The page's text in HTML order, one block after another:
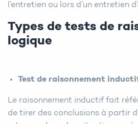
l’entretien ou lors d’un entretien
Types de tests de
logique
Test de raisonnement
Le raisonnement inductif fait
de tirer des conclusions à partir